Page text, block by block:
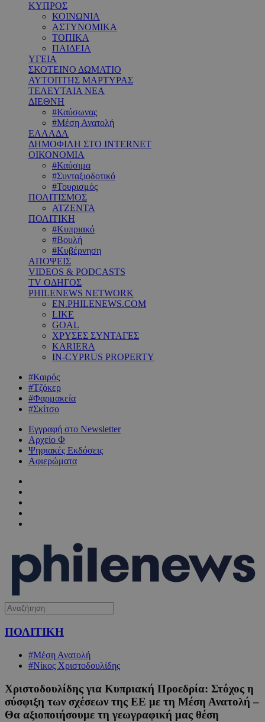
ΚΥΠΡΟΣ
ΚΟΙΝΩΝΙΑ
ΑΣΤΥΝΟΜΙΚΑ
ΤΟΠΙΚΑ
ΠΑΙΔΕΙΑ
ΥΓΕΙΑ
ΣΚΟΤΕΙΝΟ ΔΩΜΑΤΙΟ
ΑΥΤΟΠΤΗΣ ΜΑΡΤΥΡΑΣ
ΤΕΛΕΥΤΑΙΑ ΝΕΑ
ΔΙΕΘΝΗ
#Καύσωνας
#Μέση Ανατολή
ΕΛΛΑΔΑ
ΔΗΜΟΦΙΛΗ ΣΤΟ INTERNET
ΟΙΚΟΝΟΜΙΑ
#Καύσιμα
#Συνταξιοδοτικό
#Τουρισμός
ΠΟΛΙΤΙΣΜΟΣ
ΑΤΖΕΝΤΑ
ΠΟΛΙΤΙΚΗ
#Κυπριακό
#Βουλή
#Κυβέρνηση
ΑΠΟΨΕΙΣ
VIDEOS & PODCASTS
TV ΟΔΗΓΟΣ
PHILENEWS NETWORK
EN.PHILENEWS.COM
LIKE
GOAL
ΧΡΥΣΕΣ ΣΥΝΤΑΓΕΣ
KARIERA
IN-CYPRUS PROPERTY
#Καιρός
#Τζόκερ
#Φαρμακεία
#Σκίτσο
Εγγραφή στο Newsletter
Αρχείο Φ
Ψηφιακές Εκδόσεις
Αφιερώματα
ΠΟΛΙΤΙΚΗ
#Μέση Ανατολή
#Νίκος Χριστοδουλίδης
Χριστοδουλίδης για Κυπριακή Προεδρία: Στόχος η
σύσφιξη των σχέσεων της ΕΕ με τη Μέση Ανατολή –
Θα αξιοποιήσουμε τη γεωγραφική μας θέση